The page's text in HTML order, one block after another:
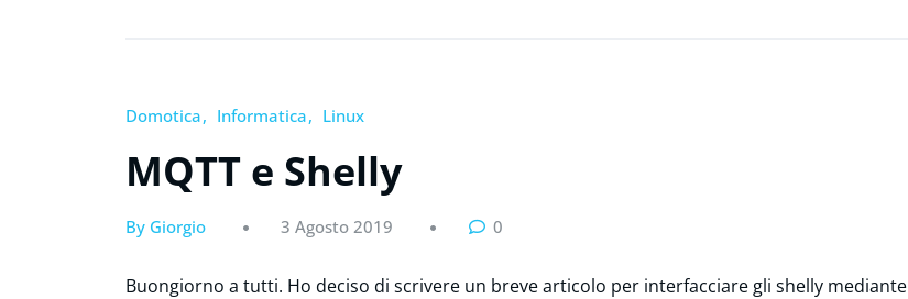
Domotica Informatica Linux
MQTT e Shelly
By Giorgio 3 Agosto 2019 0
Buongiorno a tutti. Ho deciso di scrivere un breve articolo per interfacciare gli shelly mediante